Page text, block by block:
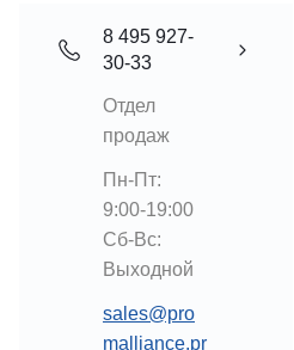
8 495 927-
30-33
Отдел
продаж
Пн-Пт:
9:00-19:00
Cб-Вс:
Выходной
sales@pro
malliance.pr